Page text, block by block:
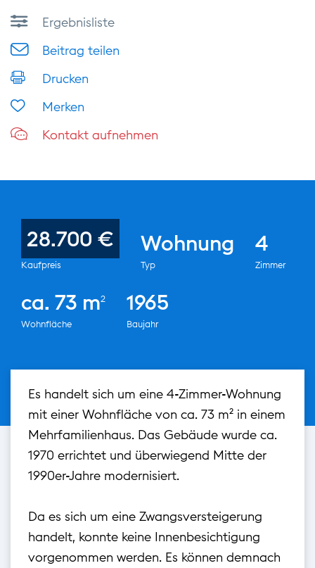
Ergebnisliste
Beitrag teilen
Drucken
Merken
Kontakt aufnehmen
28.700 €
Kaufpreis
Wohnung
Typ
4
Zimmer
ca. 73 m2
Wohnfläche
1965
Baujahr
Es handelt sich um eine 4-Zimmer-Wohnung
mit einer Wohnfläche von ca. 73 m² in einem
Mehrfamilienhaus. Das Gebäude wurde ca.
1970 errichtet und überwiegend Mitte der
1990er-Jahre modernisiert.
Da es sich um eine Zwangsversteigerung
handelt, konnte keine Innenbesichtigung
vorgenommen werden. Es können demnach